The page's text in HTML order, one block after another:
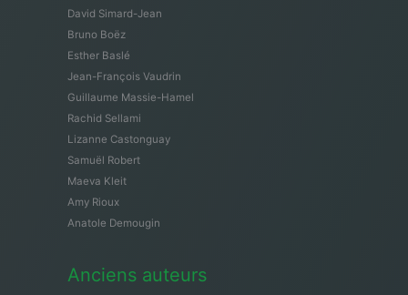
David Simard-Jean
Bruno Boëz
Esther Baslé
Jean-François Vaudrin
Guillaume Massie-Hamel
Rachid Sellami
Lizanne Castonguay
Samuël Robert
Maeva Kleit
Amy Rioux
Anatole Demougin
Anciens auteurs